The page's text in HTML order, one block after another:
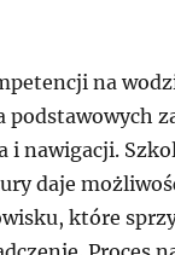
na
podstawowych
i nawigacji.
daje
które